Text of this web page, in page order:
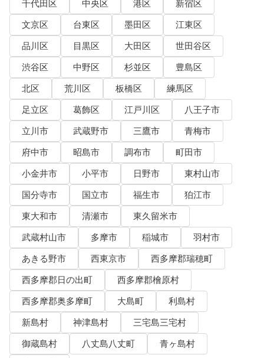
千代田区 中央区 港区
新宿区
文京区
台東区 墨田区
江東区
品川区
目黒区 大田区
世田谷区
渋谷区
中野区 杉並区
豊島区
北区
荒川区 板橋区
練馬区
足立区
葛飾区 江戸川区
八王子市
立川市
武蔵野市 三鷹市
青梅市
府中市
昭島市 調布市
町田市
小金井市
小平市 日野市
東村山市
国分寺市
国立市 福生市
狛江市
東大和市
清瀬市
東久留米市
武蔵村山市
多摩市 稲城市
羽村市
あきる野市
西東京市
西多摩郡瑞穂町
西多摩郡日の出町
西多摩郡檜原村
西多摩郡奥多摩町
大島町
利島村
新島村
神津島村
三宅島三宅村
御蔵島村
八丈島八丈町
青ヶ島村